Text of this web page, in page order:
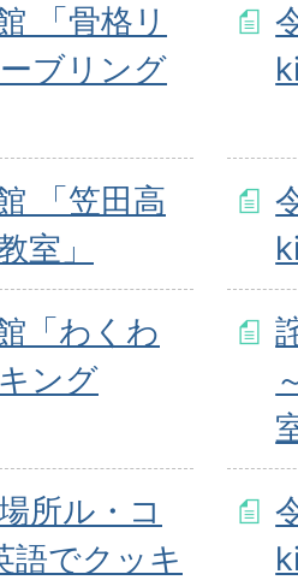
「骨格リ
ブリング
「笠田高
室」
「わくわ
ング
所ル・コ
語でクッキ